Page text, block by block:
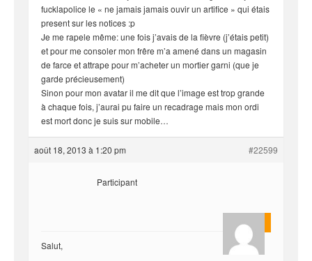
fucklapolice le « ne jamais jamais ouvir un artifice » qui étais
present sur les notices :p
Je me rapele même: une fois j’avais de la fièvre (j’étais petit)
et pour me consoler mon frêre m’a amené dans un magasin
de farce et attrape pour m’acheter un mortier garni (que je
garde précieusement)
Sinon pour mon avatar il me dit que l’image est trop grande
à chaque fois, j’aurai pu faire un recadrage mais mon ordi
est mort donc je suis sur mobile…
août 18, 2013 à 1:20 pm #22599
Quentin
Participant
Salut,